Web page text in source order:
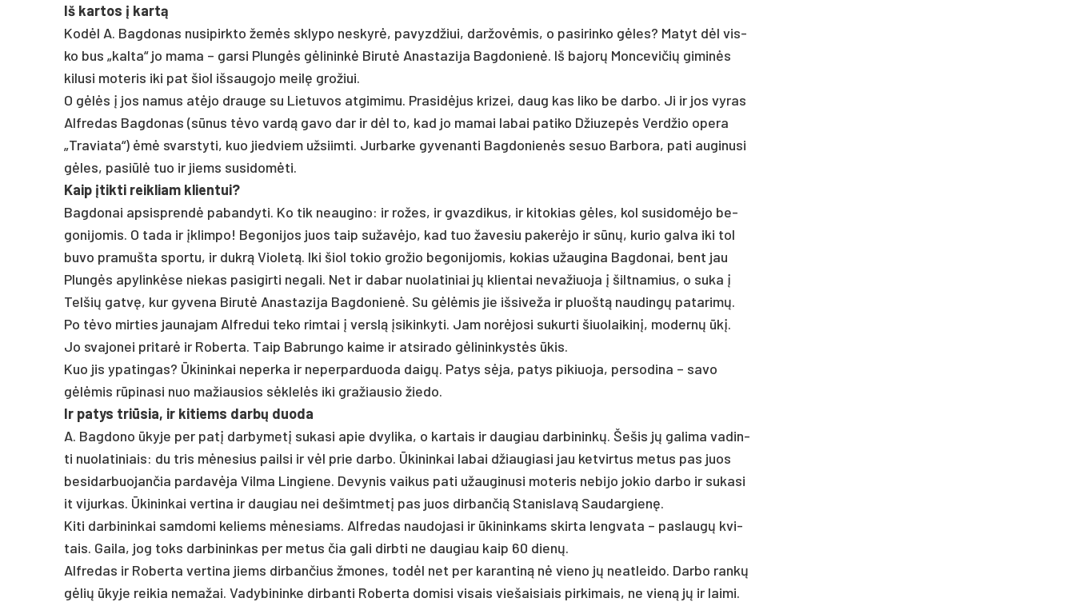
Iš kar­tos į kartą
Kodėl A. Bag­do­nas nu­si­pirk­to žemės skly­po ne­skyrė, pa­vyzd­žiui, dar­žovė­mis, o pa­si­rin­ko gėles? Ma­tyt dėl vis­
ko bus „kal­ta“ jo ma­ma – gar­si Plungės gėli­ninkė Bi­rutė Anas­ta­zi­ja Bag­do­nienė. Iš ba­jorų Mon­ce­vi­čių gi­minės
ki­lu­si mo­te­ris iki pat šiol iš­sau­go­jo meilę gro­žiui.
O gėlės į jos na­mus at­ėjo drau­ge su Lie­tu­vos at­gi­mi­mu. Pra­sidė­jus kri­zei, daug kas li­ko be dar­bo. Ji ir jos vy­ras
Alf­re­das Bag­do­nas (sūnus tėvo vardą ga­vo dar ir dėl to, kad jo ma­mai la­bai pa­ti­ko Džiu­zepės Verd­žio ope­ra
„Tra­via­ta“) ėmė svars­ty­ti, kuo jied­viem už­siim­ti. Jur­bar­ke gy­ve­nan­ti Bag­do­nienės se­suo Bar­bo­ra, pa­ti au­gi­nu­si
gėles, pa­si­ūlė tuo ir jiems su­si­domė­ti.
Kaip įtik­ti reik­liam klien­tui?
Bag­do­nai ap­si­sprendė pa­ban­dy­ti. Ko tik neau­gi­no: ir ro­žes, ir gvaz­di­kus, ir ki­to­kias gėles, kol su­si­domė­jo be­
go­ni­jo­mis. O ta­da ir įklim­po! Be­go­ni­jos juos taip su­žavė­jo, kad tuo ža­ve­siu pa­kerė­jo ir sūnų, ku­rio gal­va iki tol
bu­vo pra­muš­ta spor­tu, ir dukrą Vio­letą. Iki šiol to­kio gro­žio be­go­ni­jo­mis, ko­kias užau­gi­na Bag­do­nai, bent jau
Plungės apy­linkė­se nie­kas pa­si­gir­ti ne­ga­li. Net ir da­bar nuo­la­ti­niai jų klien­tai ne­va­žiuo­ja į šilt­na­mius, o su­ka į
Tel­šių gatvę, kur gy­ve­na Bi­rutė Anas­ta­zi­ja Bag­do­nienė. Su gėlėmis jie iš­si­ve­ža ir pluoštą nau­dingų pa­ta­rimų.
Po tėvo mir­ties jau­na­jam Alf­re­dui te­ko rim­tai į verslą įsi­kin­ky­ti. Jam norė­jo­si su­kur­ti šiuo­lai­kinį, mo­dernų ūkį.
Jo sva­jo­nei pri­tarė ir Ro­ber­ta. Taip Bab­run­go kai­me ir at­si­ra­do gėli­nin­kystės ūkis.
Kuo jis ypa­tin­gas? Ūki­nin­kai ne­per­ka ir ne­per­par­duo­da daigų. Pa­tys sėja, pa­tys pi­kiuo­ja, per­so­di­na – sa­vo
gėlėmis rūpi­na­si nuo ma­žiau­sios sėklelės iki gra­žiau­sio žie­do.
Ir pa­tys triū­sia, ir ki­tiems darbų duo­da
A. Bag­do­no ūky­je per pa­tį dar­by­metį su­ka­si apie dvy­li­ka, o kar­tais ir dau­giau dar­bi­ninkų. Še­šis jų ga­li­ma va­din­
ti nuo­la­ti­niais: du tris mėne­sius pail­si ir vėl prie dar­bo. Ūki­nin­kai la­bai džiau­gia­si jau ket­vir­tus me­tus pas juos
be­si­dar­buo­jan­čia par­davė­ja Vil­ma Lin­gie­ne. De­vy­nis vai­kus pa­ti užau­gi­nu­si mo­te­ris ne­bi­jo jo­kio dar­bo ir su­ka­si
it vi­jur­kas. Ūki­nin­kai ver­ti­na ir dau­giau nei de­šimt­metį pas juos dir­ban­čią Sta­nis­lavą Sau­dar­gienę.
Ki­ti dar­bi­nin­kai sam­do­mi ke­liems mėne­siams. Alf­re­das nau­do­ja­si ir ūki­nin­kams skir­ta leng­va­ta – pa­slaugų kvi­
tais. Gai­la, jog toks dar­bi­nin­kas per me­tus čia ga­li dirb­ti ne dau­giau kaip 60 dienų.
Alf­re­das ir Ro­ber­ta ver­ti­na jiems dir­ban­čius žmo­nes, todėl net per ka­ran­tiną nė vie­no jų neat­lei­do. Dar­bo rankų
gėlių ūky­je rei­kia ne­ma­žai. Va­dy­bi­nin­ke dir­ban­ti Ro­ber­ta do­mi­si vi­sais vie­šai­siais pir­ki­mais, ne vieną jų ir lai­mi.